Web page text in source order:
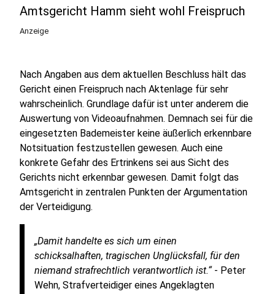
Amtsgericht Hamm sieht wohl Freispruch
Anzeige
Nach Angaben aus dem aktuellen Beschluss hält das
Gericht einen Freispruch nach Aktenlage für sehr
wahrscheinlich. Grundlage dafür ist unter anderem die
Auswertung von Videoaufnahmen. Demnach sei für die
eingesetzten Bademeister keine äußerlich erkennbare
Notsituation festzustellen gewesen. Auch eine
konkrete Gefahr des Ertrinkens sei aus Sicht des
Gerichts nicht erkennbar gewesen. Damit folgt das
Amtsgericht in zentralen Punkten der Argumentation
der Verteidigung.
„Damit handelte es sich um einen
schicksalhaften, tragischen Unglücksfall, für den
niemand strafrechtlich verantwortlich ist.“- Peter
Wehn, Strafverteidiger eines Angeklagten